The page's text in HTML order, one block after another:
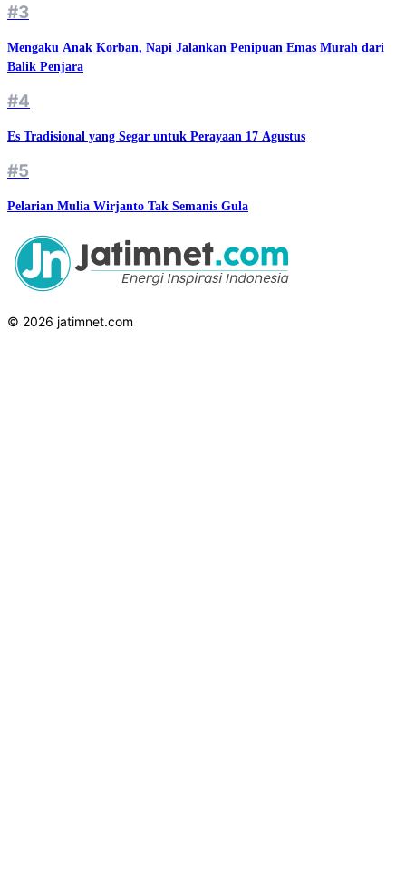
#3
Mengaku Anak Korban, Napi Jalankan Penipuan Emas Murah dari
Balik Penjara
#4
Es Tradisional yang Segar untuk Perayaan 17 Agustus
#5
Pelarian Mulia Wirjanto Tak Semanis Gula
© 2026 jatimnet.com